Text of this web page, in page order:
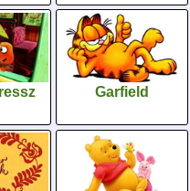
Garfield